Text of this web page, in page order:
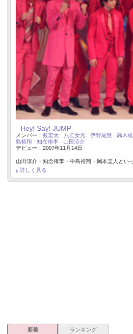
Hey! Say! JUMP
メンバー： 薮宏太 八乙女光 伊野尾慧 高木
島裕翔
知念侑李
山田涼介
デビュー：2007年11月14日
山田涼介・知念侑李・中島裕翔・岡本圭人とい
詳しく見る
新着 ランキング